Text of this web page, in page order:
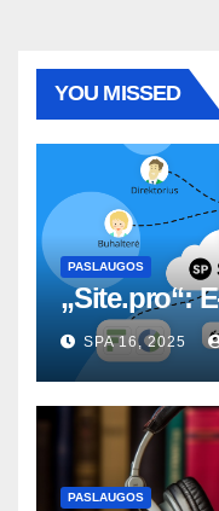
YOU MISSED
PASLAUGOS
„Site.pro“:
SPA 16, 2025
PASLAUGOS